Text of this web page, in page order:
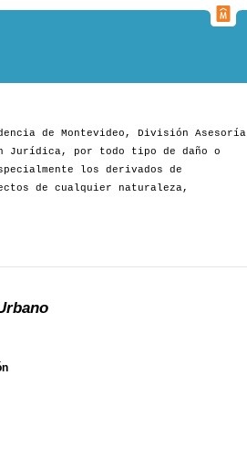
de Montevideo, División Asesoría
Jurídica, por todo tipo de daño o
los derivados de
de cualquier naturaleza,